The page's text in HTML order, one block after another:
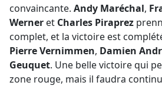
convaincante. Andy Maréchal,
Werner et Charles Piraprez
complet, et la victoire est
Pierre Vernimmen, Damien
Geuquet. Une belle victoire qui
zone rouge, mais il faudra